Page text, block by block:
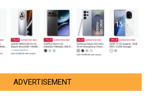
ADVERTISEMENT